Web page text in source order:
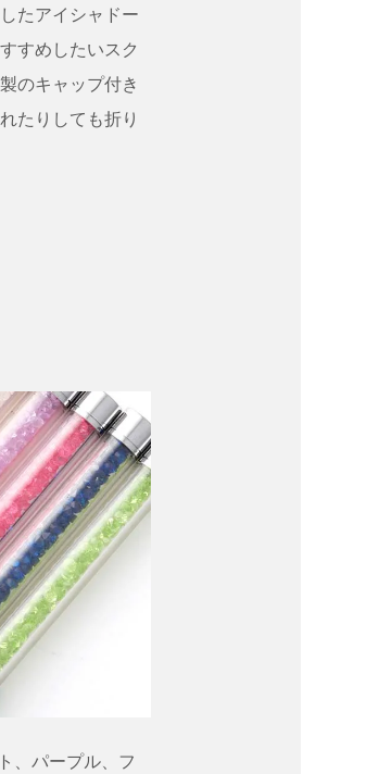
たアイシャドー
すめしたいスク
のキャップ付き
たりしても折り
、パープル、フ